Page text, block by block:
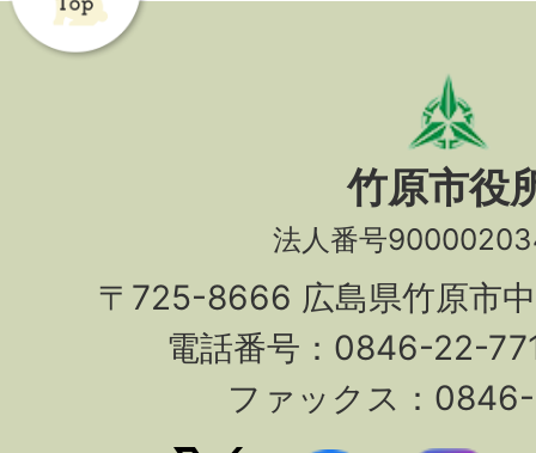
竹原市役
法人番号
〒725-8666 広島県竹原市
電話番号：0846-22-
ファックス：